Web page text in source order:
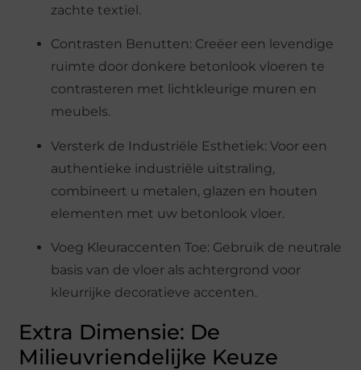
zachte textiel.
Contrasten Benutten: Creëer een levendige
ruimte door donkere betonlook vloeren te
contrasteren met lichtkleurige muren en
meubels.
Versterk de Industriële Esthetiek: Voor een
authentieke industriële uitstraling,
combineert u metalen, glazen en houten
elementen met uw betonlook vloer.
Voeg Kleuraccenten Toe: Gebruik de neutrale
basis van de vloer als achtergrond voor
kleurrijke decoratieve accenten.
Extra Dimensie: De
Milieuvriendelijke Keuze